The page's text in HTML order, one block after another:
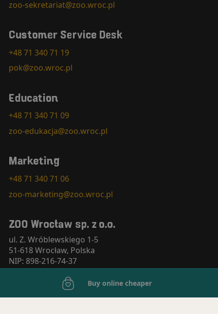
zoo-sekretariat@zoo.wroc.pl
Customer Service Desk
+48 71 340 71 19
pok@zoo.wroc.pl
Education
+48 71 340 71 09
zoo-edukacja@zoo.wroc.pl
Marketing
+48 71 340 71 06
zoo-marketing@zoo.wroc.pl
ZOO Wrocław sp. z o.o.
ul. Z. Wróblewskiego 1-5
51-618 Wrocław, Polska
NIP: 898-216-74-37
KRS: 0000350789
+48 71 348 30 24
zoo-sekretariat@zoo.wroc.pl
Buy online cheaper